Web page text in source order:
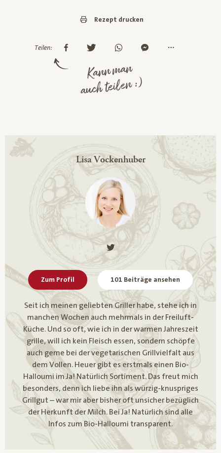
Rezept drucken
Teilen:
Kann man
auch teilen :)
Lisa Vockenhuber
Zum Profil 101 Beiträge ansehen
Seit ich meinen geliebten Griller habe, stehe ich in
manchen Wochen auch mehrmals in der Freiluft-
Küche. Und so oft, wie ich in der warmen Jahreszeit
grille, will ich kein Fleisch essen, sondern schöpfe
auch gerne bei der vegetarischen Grillvielfalt aus
dem Vollen. Heuer gibt es erstmals einen Bio-
Halloumi im Ja! Natürlich Sortiment. Das freut mich
besonders, denn ich liebe ihn als würzig-knuspriges
Grillgut – war mir aber bisher oft unsicher bezüglich
der Herkunft der Milch. Bei Ja! Natürlich sind alle
Infos zum Bio-Halloumi transparent.